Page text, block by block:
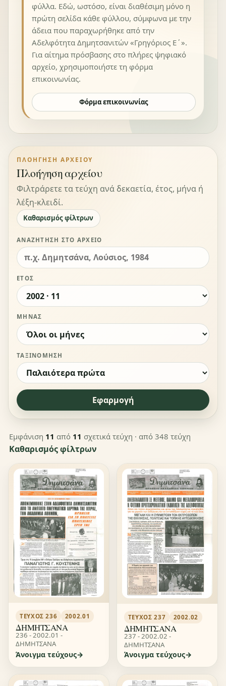
φύλλα. Εδώ, ωστόσο, είναι διαθέσιμη μόνο η
πρώτη σελίδα κάθε φύλλου, σύμφωνα με την
άδεια που παραχωρήθηκε από την
Αδελφότητα Δημητσανιτών «Γρηγόριος Ε΄».
Για αίτημα πρόσβασης στο πλήρες ψηφιακό
αρχείο, χρησιμοποιήστε τη φόρμα
επικοινωνίας.
Φόρμα επικοινωνίας
ΠΛΟΉΓΗΣΗ ΑΡΧΕΊΟΥ
Πλοήγηση αρχείου
Φιλτράρετε τα τεύχη ανά δεκαετία, έτος, μήνα ή
λέξη-κλειδί.
Καθαρισμός φίλτρων
ΑΝΑΖΉΤΗΣΗ ΣΤΟ ΑΡΧΕΊΟ
ΈΤΟΣ
ΜΉΝΑΣ
ΤΑΞΙΝΌΜΗΣΗ
Εφαρμογή
Εμφάνιση 11 από 11 σχετικά τεύχη · από 348 τεύχη
Καθαρισμός φίλτρων
ΤΕΎΧΟΣ 236 2002.01
ΔΗΜΗΤΣΑΝΑ
236 - 2002.01 -
ΔΗΜΗΤΣΑΝΑ
Άνοιγμα τεύχους
ΤΕΎΧΟΣ 237 2002.02
ΔΗΜΗΤΣΑΝΑ
237 - 2002.02 -
ΔΗΜΗΤΣΑΝΑ
Άνοιγμα τεύχους